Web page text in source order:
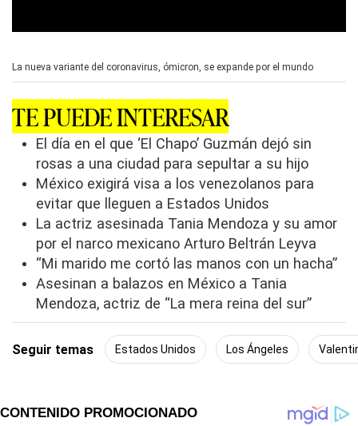
e
n
d
s
La nueva variante del coronavirus, ómicron, se expande por el mundo
TE PUEDE INTERESAR
El día en el que ‘El Chapo’ Guzmán dejó sin
rosas a una ciudad para sepultar a su hijo
México exigirá visa a los venezolanos para
evitar que lleguen a Estados Unidos
La actriz asesinada Tania Mendoza y su amor
por el narco mexicano Arturo Beltrán Leyva
“Mi marido me cortó las manos con un hacha”
Asesinan a balazos en México a Tania
Mendoza, actriz de “La mera reina del sur”
Seguir temas Estados Unidos Los Ángeles